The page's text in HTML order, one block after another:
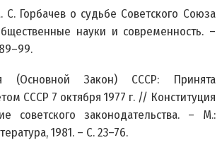
С. Горбачев о судьбе Советского Союза
науки и современность. –
(Основной Закон) СССР: Принята
СССР 7 октября 1977 г. // Конституция
советского законодательства. – М.:
1981. – С. 23–76.